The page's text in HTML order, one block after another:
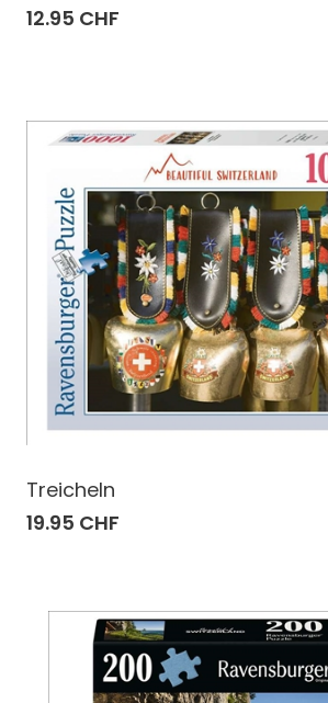
12.95 CHF
Treicheln
19.95 CHF